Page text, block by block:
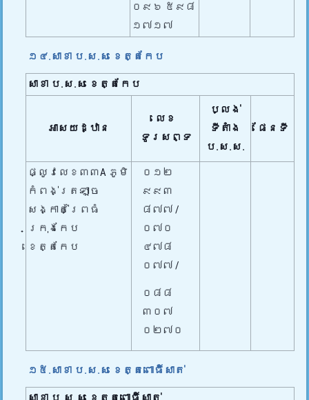
០៩៦ ៥៩៨
១៧១៧
១៤.សាខា ប.ស.ស ខេត្តកែប
សាខា ប.ស.ស ខេត្តកែប
អាសយដ្ឋាន
លេខ
ទូរសព្ទ
ប្លង់
ទីតាំង
ប.ស.ស.
ផែនទី
ផ្លូវលេខ៣៣A ភូមិ
កំពង់ត្រឡាច
សង្កាត់ព្រៃធំ
ក្រុងកែប
ខេត្តកែប
០១២
៩៩៣
៨៧៧ /
០៧០
៤៧៨
០៧៧ /
០៨៨
៣០៧
០២៧០
១៥.សាខា ប.ស.ស ខេត្តពោធិ៍សាត់